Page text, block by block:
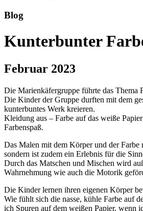
Blog
Kunterbunter
Februar 2023
Die Marienkäfergruppe führte das Thema
Die Kinder der Gruppe durften mit dem
kunterbuntes Werk kreieren.
Kleidung aus – Farbe auf das weiße
Farbenspaß.
Das Malen mit dem Körper und der Farbe
sondern ist zudem ein Erlebnis für die
Durch das Matschen und Mischen wird
Wahrnehmung wie auch die Motorik
Die Kinder lernen ihren eigenen Körper
Wie fühlt sich die nasse, kühle Farbe auf
ich Spuren auf dem weißen Papier, wenn